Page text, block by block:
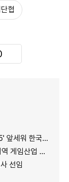
협
국 공략 본격화
육성 나선다
선임